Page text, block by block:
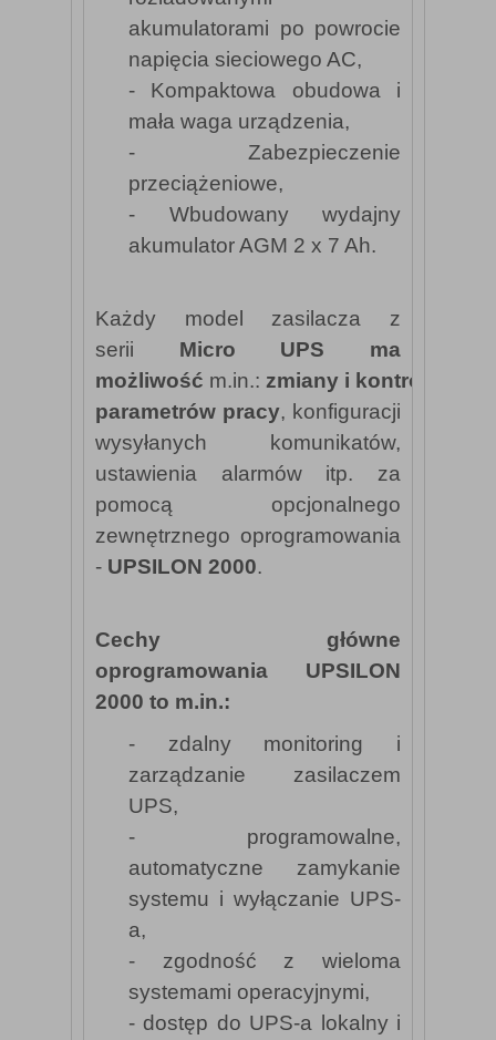
akumulatorami po powrocie
napięcia sieciowego AC,
- Kompaktowa obudowa i
mała waga urządzenia,
- Zabezpieczenie
przeciążeniowe,
- Wbudowany wydajny
akumulator AGM 2 x 7 Ah.
Każdy model zasilacza z
serii Micro UPS
ma
możliwość m.in.: zmiany i kontroli
parametrów pracy, konfiguracji
wysyłanych komunikatów,
ustawienia alarmów itp. za
pomocą opcjonalnego
zewnętrznego oprogramowania
- UPSILON 2000.
Cechy główne
oprogramowania UPSILON
2000 to m.in.:
- zdalny monitoring i
zarządzanie zasilaczem
UPS,
- programowalne,
automatyczne zamykanie
systemu i wyłączanie UPS-
a,
- zgodność z wieloma
systemami operacyjnymi,
- dostęp do UPS-a lokalny i